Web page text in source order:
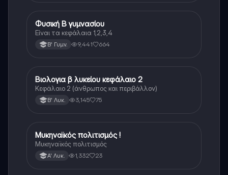
Φυσική
Φυσική Β γυμνασίου
Είναι τα κεφάλαια 1,2,3,4
Β' Γυμν. 9,441 664
Βιολογία
Βιολογια β λυκείου κεφάλαιο 2
Κεφάλαιο 2 (άνθρωπος και περιβάλλον)
Β' Λυκ. 3,145 75
Ιστορία
Μυκηναϊκός πολιτισμός !
Μυκηναϊκός πολιτισμός
Α' Λυκ. 1,332 23